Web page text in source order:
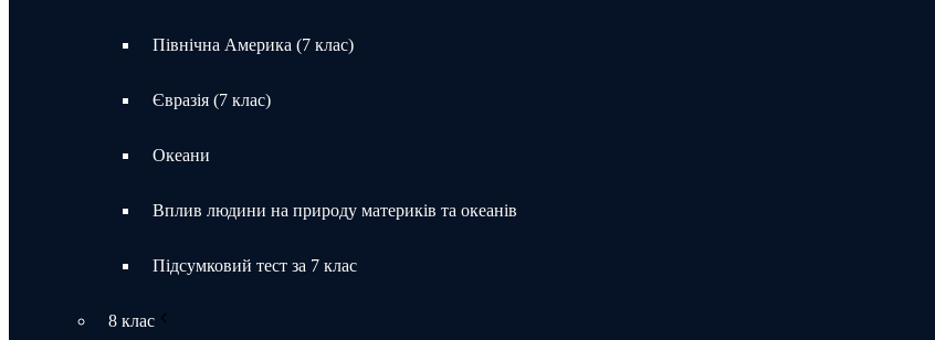
Північна Америка (7 клас)
Євразія (7 клас)
Океани
Вплив людини на природу материків та океанів
Підсумковий тест за 7 клас
8 клас